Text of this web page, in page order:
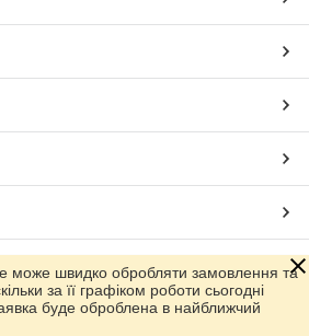
Prom.ua
може швидко обробляти замовлення та
за її графіком роботи сьогодні
буде оброблена в найближчий